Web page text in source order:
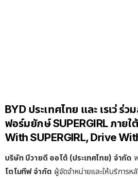
BYD ประเทศไทย และ เรเว่ ร่
ฟอร์มยักษ์ SUPERGIRL ภาย
With SUPERGIRL, Drive
บริษัท บีวายดี ออโต้ (ประเทศไทย) จำกัด
โตโมทีฟ จำกัด ผู้จัดจำหน่ายและให้บริการห